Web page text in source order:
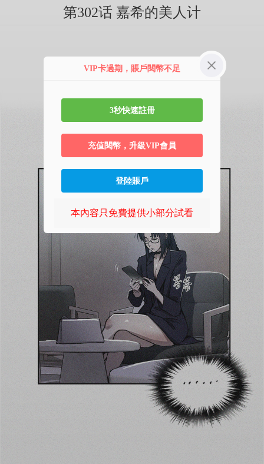
第302话 嘉希的美人计
VIP卡過期，賬戶閱幣不足
3秒快速註冊
充值閱幣，升級VIP會員
登陸賬戶
本內容只免費提供小部分試看